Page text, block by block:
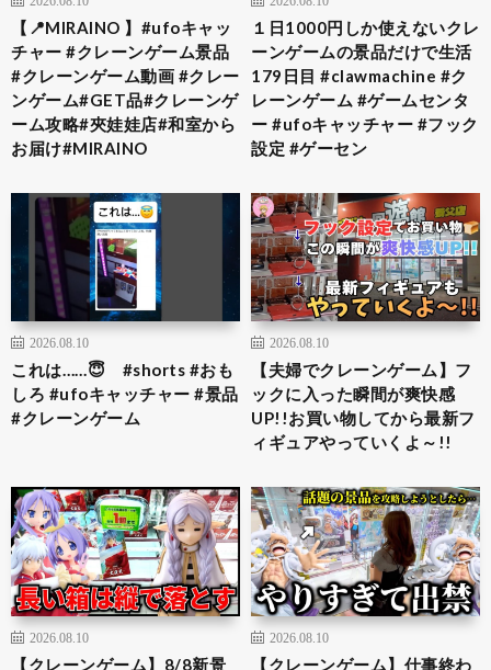
【📍MIRAINO 】#ufoキャッ
チャー #クレーンゲーム景品
#クレーンゲーム動画 #クレー
ンゲーム#GET品#クレーンゲ
ーム攻略#夾娃娃店#和室から
お届け#MIRAINO
１日1000円しか使えないクレ
ーンゲームの景品だけで生活
179日目 #clawmachine #ク
レーンゲーム #ゲームセンタ
ー #ufoキャッチャー #フック
設定 #ゲーセン
2026.08.10
これは……😇 #shorts #おも
しろ #ufoキャッチャー #景品
#クレーンゲーム
2026.08.10
【夫婦でクレーンゲーム】フ
ックに入った瞬間が爽快感
UP!!お買い物してから最新フ
ィギュアやっていくよ～!!
2026.08.10
【クレーンゲーム】8/8新景
2026.08.10
【クレーンゲーム】仕事終わ